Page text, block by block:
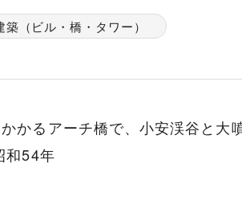
築（ビル・橋・タワー）
かるアーチ橋で、小安渓谷と大
和54年